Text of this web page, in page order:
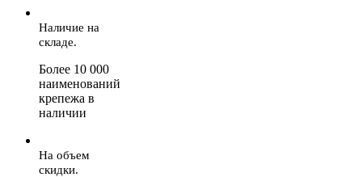
Наличие на
складе.
Более 10 000
наименований
крепежа в
наличии
На объем
скидки.